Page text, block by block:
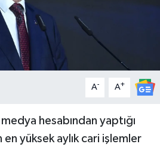
A- A+
hesabından yaptığı
en yüksek aylık cari işlemler